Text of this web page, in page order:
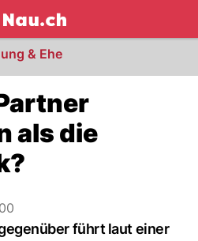
NAU.ch
& Ehe
als die
führt laut einer